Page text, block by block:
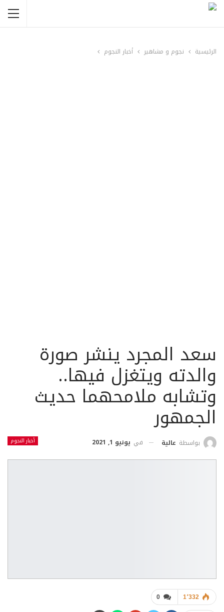
الرئيسية نجوم و مشاهير أخبار النجوم
سعد المجرد ينشر صورة
والدته ويتغزل فيها..
وتشابه ملامحهما حديث
الجمهور
أخبار النجوم بواسطة عالية في يونيو 1, 2021
0 1٬332